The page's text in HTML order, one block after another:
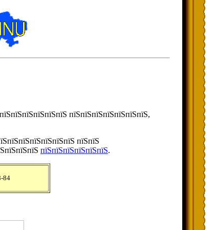
пїЅпїЅпїЅпїЅпїЅпїЅпїЅ,
пїЅпїЅ
пїЅпїЅпїЅпїЅпїЅпїЅ.
84